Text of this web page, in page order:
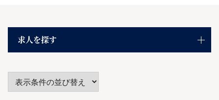
求人を探す